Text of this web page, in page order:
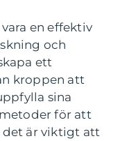
en effektiv
och
ett
kroppen att
sina
för att
är viktigt att